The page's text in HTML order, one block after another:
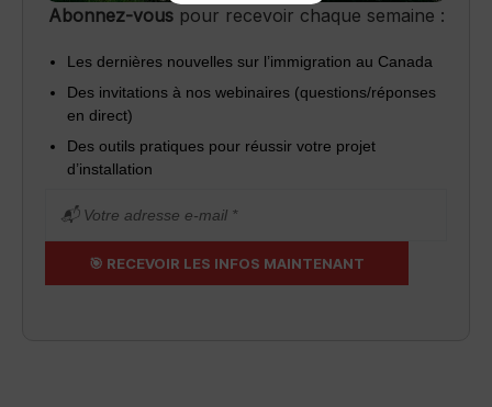
Abonnez-vouspour recevoir chaque semaine :
Les dernières nouvelles sur l’immigration au Canada
Des invitations à nos webinaires (questions/réponses
en direct)
Des outils pratiques pour réussir votre projet
d’installation